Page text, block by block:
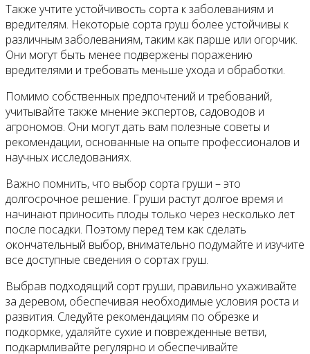
Также учтите устойчивость сорта к заболеваниям и
вредителям. Некоторые сорта груш более устойчивы к
различным заболеваниям, таким как парше или огорчик.
Они могут быть менее подвержены поражению
вредителями и требовать меньше ухода и обработки.
Помимо собственных предпочтений и требований,
учитывайте также мнение экспертов, садоводов и
агрономов. Они могут дать вам полезные советы и
рекомендации, основанные на опыте профессионалов и
научных исследованиях.
Важно помнить, что выбор сорта груши – это
долгосрочное решение. Груши растут долгое время и
начинают приносить плоды только через несколько лет
после посадки. Поэтому перед тем как сделать
окончательный выбор, внимательно подумайте и изучите
все доступные сведения о сортах груш.
Выбрав подходящий сорт груши, правильно ухаживайте
за деревом, обеспечивая необходимые условия роста и
развития. Следуйте рекомендациям по обрезке и
подкормке, удаляйте сухие и поврежденные ветви,
подкармливайте регулярно и обеспечивайте